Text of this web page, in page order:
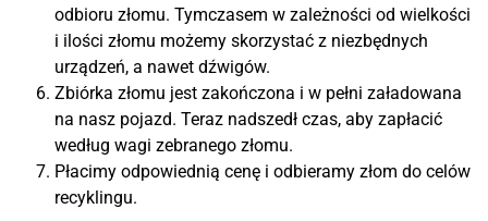
odbioru złomu. Tymczasem w zależności od wielkości
i ilości złomu możemy skorzystać z niezbędnych
urządzeń, a nawet dźwigów.
Zbiórka złomu jest zakończona i w pełni załadowana
na nasz pojazd. Teraz nadszedł czas, aby zapłacić
według wagi zebranego złomu.
Płacimy odpowiednią cenę i odbieramy złom do celów
recyklingu.